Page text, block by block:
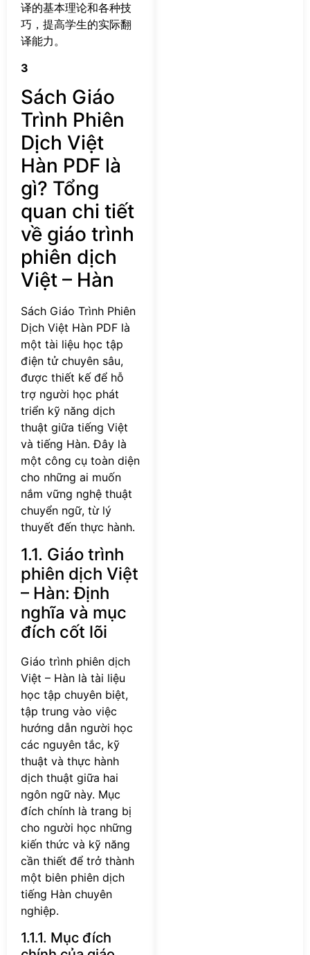
译的基本理论和各种技
巧，提高学生的实际翻
译能力。
3
Sách Giáo
Trình Phiên
Dịch Việt
Hàn PDF là
gì? Tổng
quan chi tiết
về giáo trình
phiên dịch
Việt – Hàn
Sách Giáo Trình Phiên
Dịch Việt Hàn PDF là
một tài liệu học tập
điện tử chuyên sâu,
được thiết kế để hỗ
trợ người học phát
triển kỹ năng dịch
thuật giữa tiếng Việt
và tiếng Hàn. Đây là
một công cụ toàn diện
cho những ai muốn
nắm vững nghệ thuật
chuyển ngữ, từ lý
thuyết đến thực hành.
1.1. Giáo trình
phiên dịch Việt
– Hàn: Định
nghĩa và mục
đích cốt lõi
Giáo trình phiên dịch
Việt – Hàn là tài liệu
học tập chuyên biệt,
tập trung vào việc
hướng dẫn người học
các nguyên tắc, kỹ
thuật và thực hành
dịch thuật giữa hai
ngôn ngữ này. Mục
đích chính là trang bị
cho người học những
kiến thức và kỹ năng
cần thiết để trở thành
một biên phiên dịch
tiếng Hàn chuyên
nghiệp.
1.1.1. Mục đích